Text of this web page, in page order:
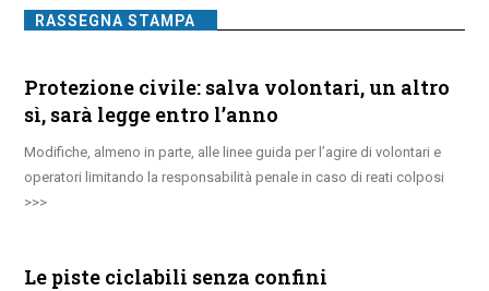
RASSEGNA STAMPA
Protezione civile: salva volontari, un altro
sì, sarà legge entro l’anno
Modifiche, almeno in parte, alle linee guida per l’agire di volontari e
operatori limitando la responsabilità penale in caso di reati colposi
Le piste ciclabili senza confini